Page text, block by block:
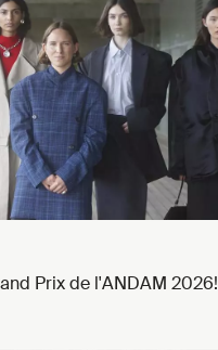
Prix de l'ANDAM 2026!